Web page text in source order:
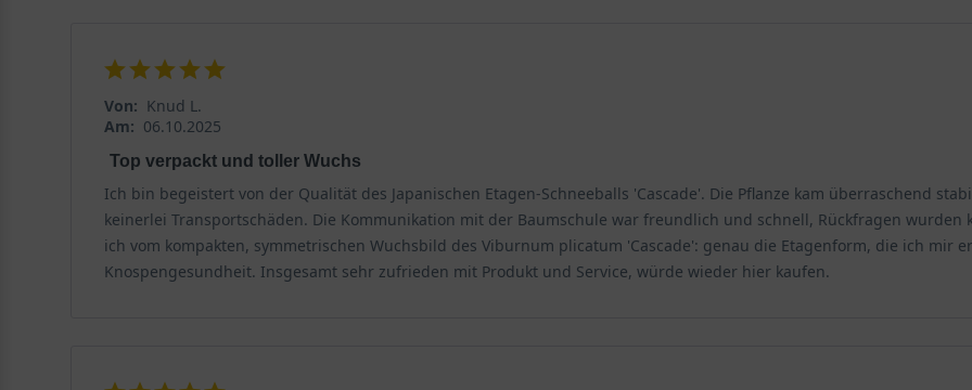
Von: Knud L.
Am: 06.10.2025
Top verpackt und toller Wuchs
Ich bin begeistert von der Qualität des Japanischen Etagen-Schneeballs 'Cascade'. Die Pflanze kam überraschend
keinerlei Transportschäden. Die Kommunikation mit der Baumschule war freundlich und schnell, Rückfragen
ich vom kompakten, symmetrischen Wuchsbild des Viburnum plicatum 'Cascade': genau die Etagenform, die ich
Knospengesundheit. Insgesamt sehr zufrieden mit Produkt und Service, würde wieder hier kaufen.